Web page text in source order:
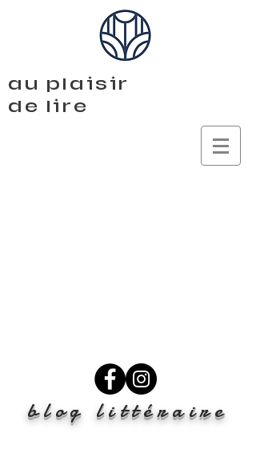
au plaisir
de lire
blog littéraire